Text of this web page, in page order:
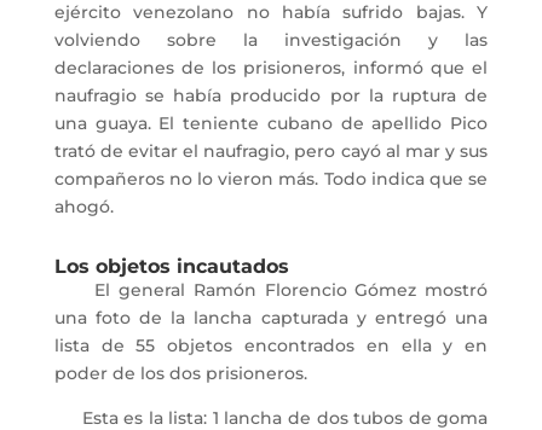
ejército venezolano no había sufrido bajas. Y
volviendo sobre la investigación y las
declaraciones de los prisioneros, informó que el
naufragio se había producido por la ruptura de
una guaya. El teniente cubano de apellido Pico
trató de evitar el naufragio, pero cayó al mar y sus
compañeros no lo vieron más. Todo indica que se
ahogó.
Los objetos incautados
El general Ramón Florencio Gómez mostró
una foto de la lancha capturada y entregó una
lista de 55 objetos encontrados en ella y en
poder de los dos prisioneros.
Esta es la lista: 1 lancha de dos tubos de goma